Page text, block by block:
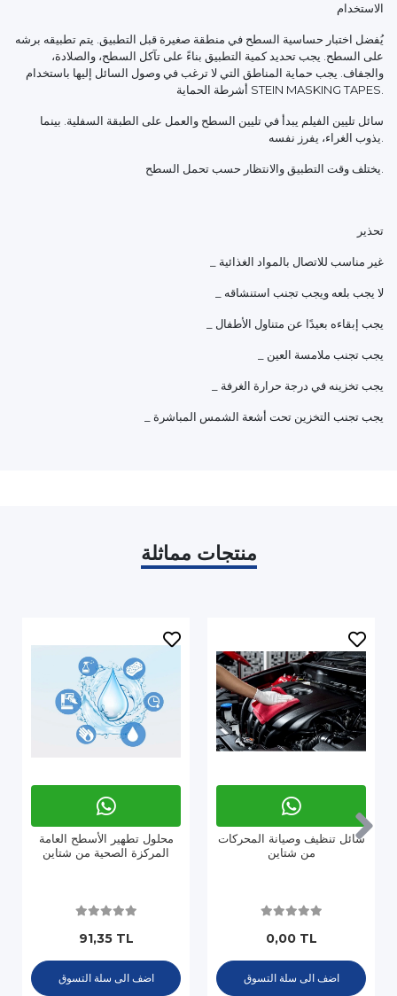
الاستخدام
يُفضل اختبار حساسية السطح في منطقة صغيرة قبل التطبيق. يتم تطبيقه برشه
على السطح. يجب تحديد كمية التطبيق بناءً على تآكل السطح، والصلادة،
والجفاف. يجب حماية المناطق التي لا ترغب في وصول السائل إليها باستخدام
أشرطة الحماية STEIN MASKING TAPES.
سائل تليين الفيلم يبدأ في تليين السطح والعمل على الطبقة السفلية. بينما
يذوب الغراء، يفرز نفسه.
يختلف وقت التطبيق والانتظار حسب تحمل السطح.
تحذير
_ غير مناسب للاتصال بالمواد الغذائية
_ لا يجب بلعه ويجب تجنب استنشاقه
_ يجب إبقاءه بعيدًا عن متناول الأطفال
_ يجب تجنب ملامسة العين
_ يجب تخزينه في درجة حرارة الغرفة
_ يجب تجنب التخزين تحت أشعة الشمس المباشرة
منتجات مماثلة
محلول تطهير الأسطح العامة
المركزة الصحية من شتاين
91,35 TL
اضف الى سلة التسوق
سائل تنظيف وصيانة المحركات
من شتاين
0,00 TL
اضف الى سلة التسوق